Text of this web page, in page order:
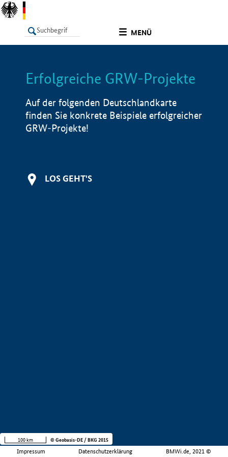
MENÜ
LISTE Info
Erfolgreiche GRW-Projekte
Auf der folgenden Deutschlandkarte
finden Sie konkrete Beispiele erfolgreicher
GRW-Projekte!
LOS GEHT'S
Impressum Datenschutzerklärung BMWi.de, 2021 ©
100 km © Geobasis-DE / BKG 2015